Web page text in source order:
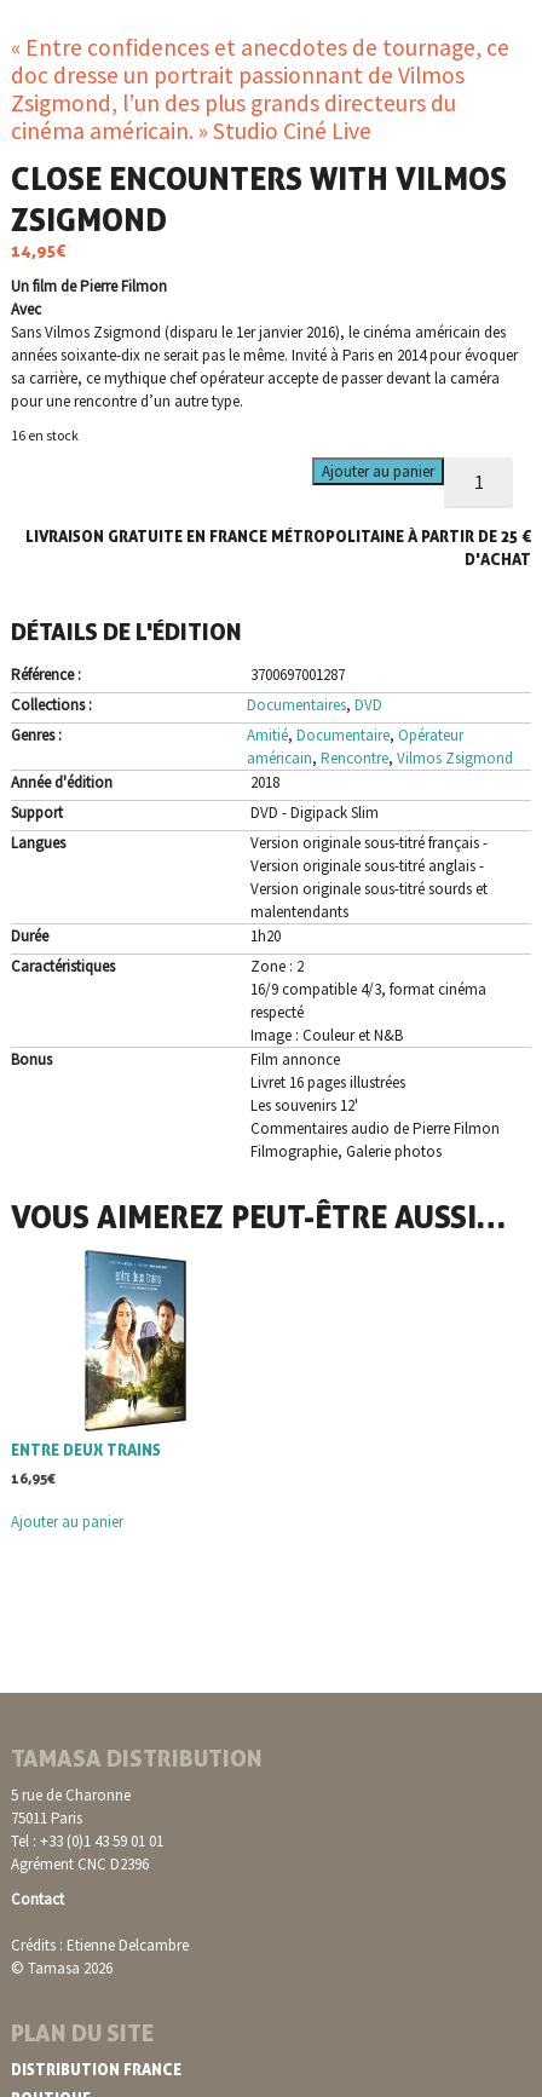
« Entre confidences et anecdotes de tournage, ce
doc dresse un portrait passionnant de Vilmos
Zsigmond, l’un des plus grands directeurs du
cinéma américain. » Studio Ciné Live
CLOSE ENCOUNTERS WITH VILMOS
ZSIGMOND
14,95€
Un film de Pierre Filmon
Avec
Sans Vilmos Zsigmond (disparu le 1er janvier 2016), le cinéma américain des
années soixante-dix ne serait pas le même. Invité à Paris en 2014 pour évoquer
sa carrière, ce mythique chef opérateur accepte de passer devant la caméra
pour une rencontre d’un autre type.
16 en stock
de
Close
encounters
with
Ajouter au panier
LIVRAISON GRATUITE EN FRANCE MÉTROPOLITAINE À PARTIR DE 25 €
D'ACHAT
DÉTAILS DE L'ÉDITION
Référence :
3700697001287
Collections :
Documentaires, DVD
Genres :
Amitié, Documentaire, Opérateur
américain, Rencontre, Vilmos Zsigmond
Année d'édition
2018
Support
DVD - Digipack Slim
Langues
Version originale sous-titré français -
Version originale sous-titré anglais -
Version originale sous-titré sourds et
malentendants
Durée
1h20
Caractéristiques
Zone : 2
16/9 compatible 4/3, format cinéma
respecté
Image : Couleur et N&B
Bonus
Film annonce
Livret 16 pages illustrées
Les souvenirs 12'
Commentaires audio de Pierre Filmon
Filmographie, Galerie photos
VOUS AIMEREZ PEUT-ÊTRE AUSSI…
ENTRE DEUX TRAINS
16,95€
Ajouter au panier
TAMASA DISTRIBUTION
5 rue de Charonne
75011 Paris
Tel : +33 (0)1 43 59 01 01
Agrément CNC D2396
Contact
Crédits : Etienne Delcambre
© Tamasa 2026
PLAN DU SITE
DISTRIBUTION FRANCE